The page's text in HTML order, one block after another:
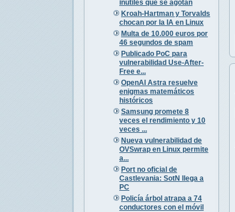
inútiles que se agotan
Kroah-Hartman y Torvalds
chocan por la IA en Linux
Multa de 10.000 euros por
46 segundos de spam
Publicado PoC para
vulnerabilidad Use-After-
Free e...
OpenAI Astra resuelve
enigmas matemáticos
históricos
Samsung promete 8
veces el rendimiento y 10
veces ...
Nueva vulnerabilidad de
OVSwrap en Linux permite
a...
Port no oficial de
Castlevania: SotN llega a
PC
Policía árbol atrapa a 74
conductores con el móvil